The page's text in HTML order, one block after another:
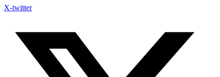
X-twitter